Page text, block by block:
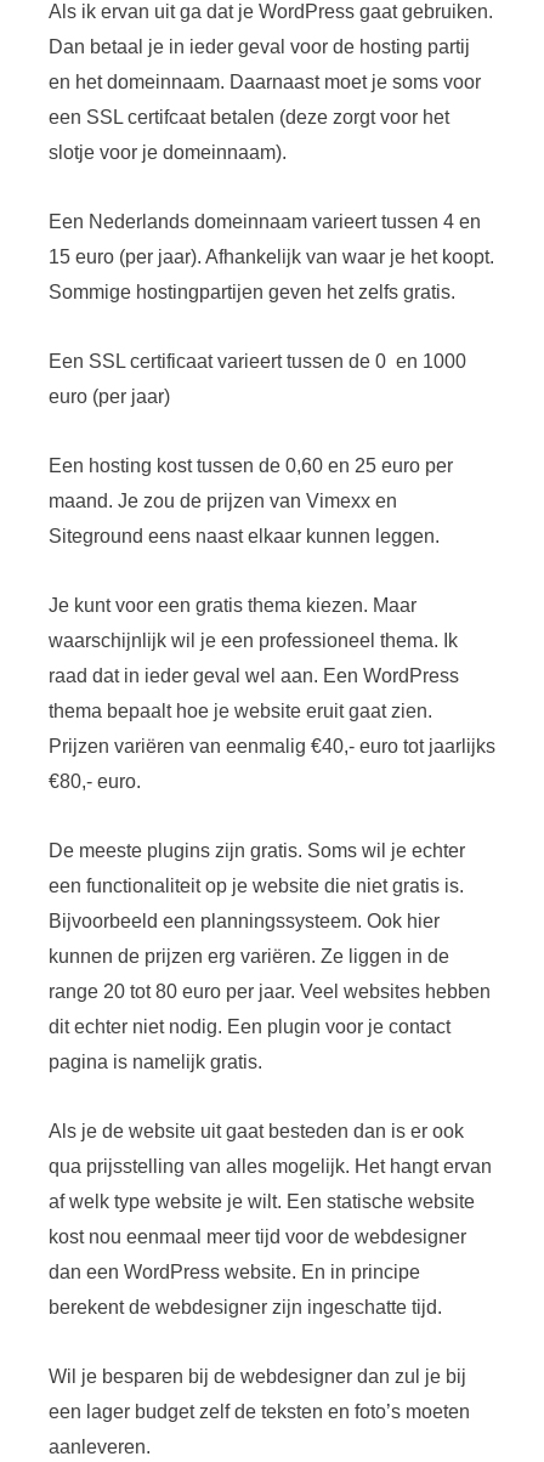
Als ik ervan uit ga dat je WordPress gaat gebruiken.
Dan betaal je in ieder geval voor de hosting partij
en het domeinnaam. Daarnaast moet je soms voor
een SSL certifcaat betalen (deze zorgt voor het
slotje voor je domeinnaam).
Een Nederlands domeinnaam varieert tussen 4 en
15 euro (per jaar). Afhankelijk van waar je het koopt.
Sommige hostingpartijen geven het zelfs gratis.
Een SSL certificaat varieert tussen de 0 en 1000
euro (per jaar)
Een hosting kost tussen de 0,60 en 25 euro per
maand. Je zou de prijzen van Vimexx en
Siteground eens naast elkaar kunnen leggen.
Je kunt voor een gratis thema kiezen. Maar
waarschijnlijk wil je een professioneel thema. Ik
raad dat in ieder geval wel aan. Een WordPress
thema bepaalt hoe je website eruit gaat zien.
Prijzen variëren van eenmalig €40,- euro tot jaarlijks
€80,- euro.
De meeste plugins zijn gratis. Soms wil je echter
een functionaliteit op je website die niet gratis is.
Bijvoorbeeld een planningssysteem. Ook hier
kunnen de prijzen erg variëren. Ze liggen in de
range 20 tot 80 euro per jaar. Veel websites hebben
dit echter niet nodig. Een plugin voor je contact
pagina is namelijk gratis.
Als je de website uit gaat besteden dan is er ook
qua prijsstelling van alles mogelijk. Het hangt ervan
af welk type website je wilt. Een statische website
kost nou eenmaal meer tijd voor de webdesigner
dan een WordPress website. En in principe
berekent de webdesigner zijn ingeschatte tijd.
Wil je besparen bij de webdesigner dan zul je bij
een lager budget zelf de teksten en foto’s moeten
aanleveren.